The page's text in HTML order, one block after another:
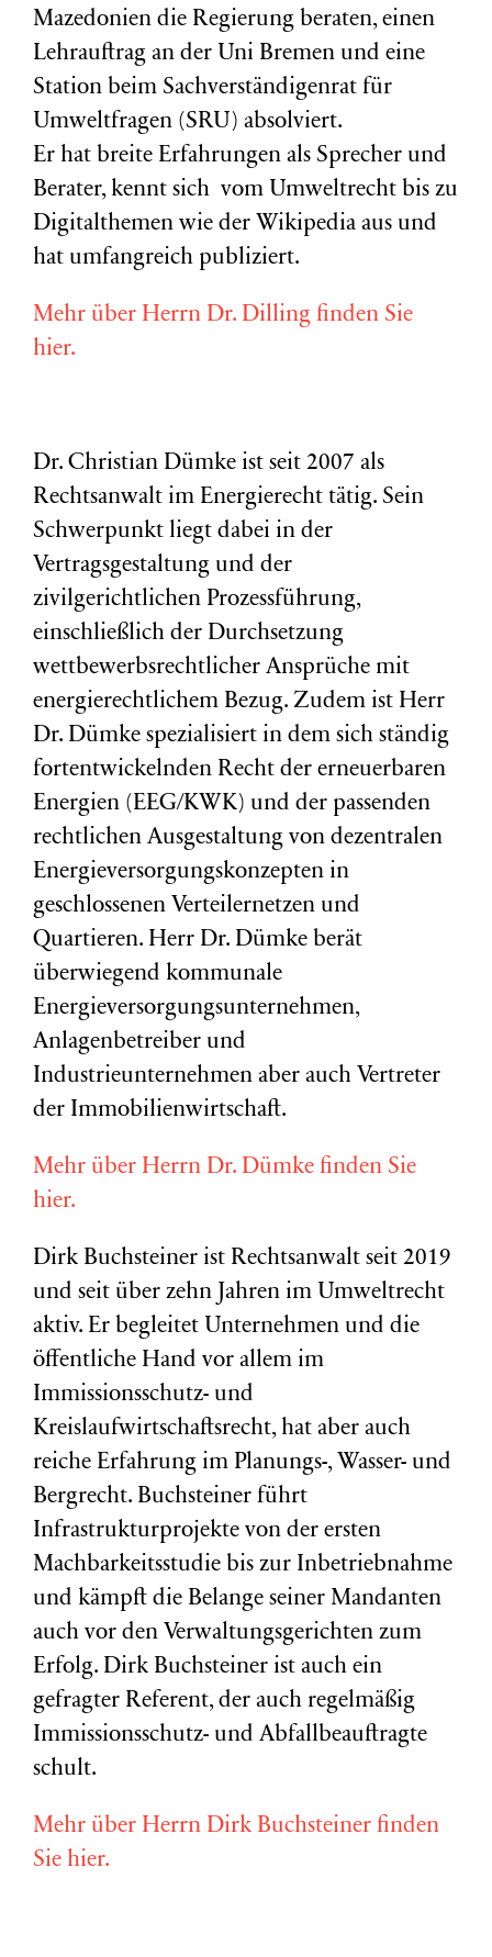
Mazedonien die Regierung beraten, einen
Lehrauftrag an der Uni Bremen und eine
Station beim Sachverständigenrat für
Umweltfragen (SRU) absolviert.
Er hat breite Erfahrungen als Sprecher und
Berater, kennt sich vom Umweltrecht bis zu
Digitalthemen wie der Wikipedia aus und
hat umfangreich publiziert.
Mehr über Herrn Dr. Dilling finden Sie
hier.
Dr. Christian Dümke ist seit 2007 als
Rechtsanwalt im Energierecht tätig. Sein
Schwerpunkt liegt dabei in der
Vertragsgestaltung und der
zivilgerichtlichen Prozessführung,
einschließlich der Durchsetzung
wettbewerbsrechtlicher Ansprüche mit
energierechtlichem Bezug. Zudem ist Herr
Dr. Dümke spezialisiert in dem sich ständig
fortentwickelnden Recht der erneuerbaren
Energien (EEG/KWK) und der passenden
rechtlichen Ausgestaltung von dezentralen
Energieversorgungskonzepten in
geschlossenen Verteilernetzen und
Quartieren. Herr Dr. Dümke berät
überwiegend kommunale
Energieversorgungsunternehmen,
Anlagenbetreiber und
Industrieunternehmen aber auch Vertreter
der Immobilienwirtschaft.
Mehr über Herrn Dr. Dümke finden Sie
hier.
Dirk Buchsteiner ist Rechtsanwalt seit 2019
und seit über zehn Jahren im Umweltrecht
aktiv. Er begleitet Unternehmen und die
öffentliche Hand vor allem im
Immissionsschutz- und
Kreislaufwirtschaftsrecht, hat aber auch
reiche Erfahrung im Planungs-, Wasser- und
Bergrecht. Buchsteiner führt
Infrastrukturprojekte von der ersten
Machbarkeitsstudie bis zur Inbetriebnahme
und kämpft die Belange seiner Mandanten
auch vor den Verwaltungsgerichten zum
Erfolg. Dirk Buchsteiner ist auch ein
gefragter Referent, der auch regelmäßig
Immissionsschutz- und Abfallbeauftragte
schult.
Mehr über Herrn Dirk Buchsteiner finden
Sie hier.